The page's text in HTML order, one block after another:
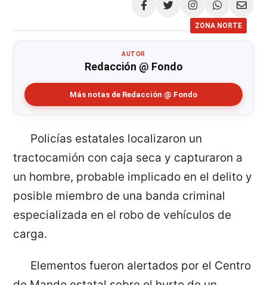
Compartir
ZONA NORTE
AUTOR
Redacción @ Fondo
Más notas de Redacción @ Fondo
Policías estatales localizaron un
tractocamión con caja seca y capturaron a
un hombre, probable implicado en el delito y
posible miembro de una banda criminal
especializada en el robo de vehículos de
carga.
Elementos fueron alertados por el Centro